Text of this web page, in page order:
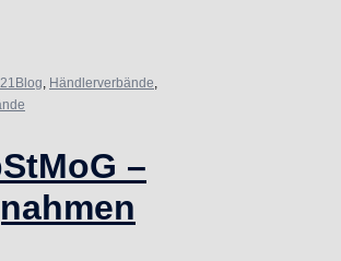
Blog, Händlerverbände,
–